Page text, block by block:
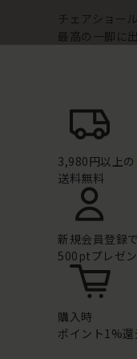
チェアショー
最高の一脚に
3,980円以上
送料無料
新規会員登録で
500ptプレゼ
購入時
ポイント1%還